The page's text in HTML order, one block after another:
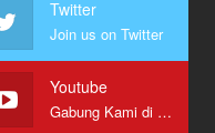
Twitter
Join us on Twitter
Youtube
Gabung Kami di Youtube